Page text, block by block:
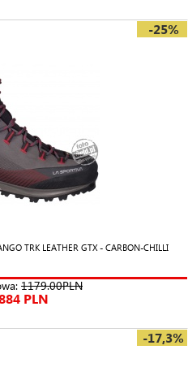
-25%
TRK LEATHER GTX - CARBON-CHILLI
1179.00PLN
PLN
-17,3%